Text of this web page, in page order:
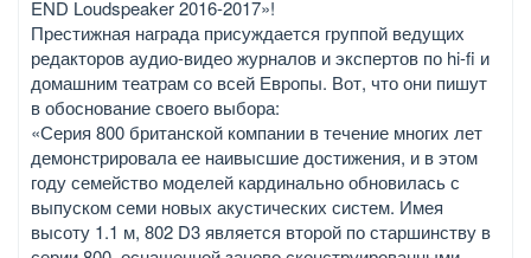
END Loudspeaker 2016-2017»!
Престижная награда присуждается группой ведущих
редакторов аудио-видео журналов и экспертов по hi-fi и
домашним театрам со всей Европы. Вот, что они пишут
в обоснование своего выбора:
«Серия 800 британской компании в течение многих лет
демонстрировала ее наивысшие достижения, и в этом
году семейство моделей кардинально обновилась с
выпуском семи новых акустических систем. Имея
высоту 1.1 м, 802 D3 является второй по старшинству в